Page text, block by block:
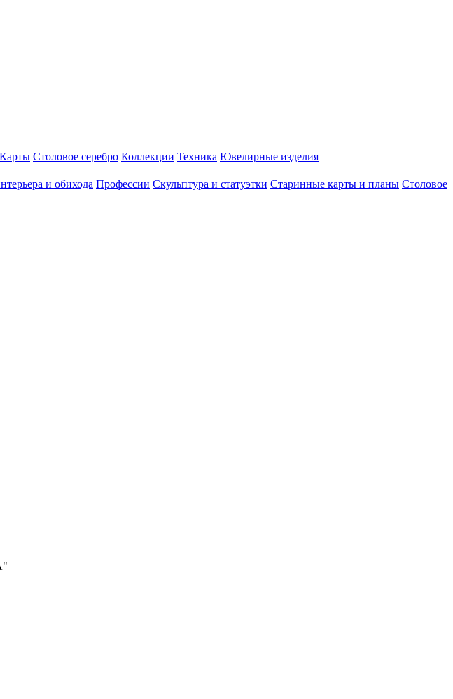
Карты Столовое серебро Коллекции Техника Ювелирные изделия
и обихода Профессии Скульптура и статуэтки Старинные карты и планы Столовое